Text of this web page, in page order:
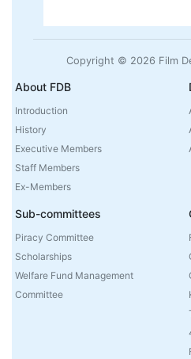
Copyright © 2026 Film
About FDB
Introduction
History
Executive Members
Staff Members
Ex-Members
Sub-committees
Piracy Committee
Scholarships
Welfare Fund Management
Committee